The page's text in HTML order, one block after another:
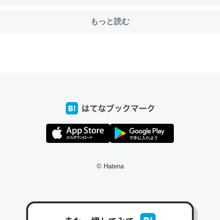
う。/早速夕食に作った！本当にスナップえんどうが止まらなくなった…
もっと読む
© Hatena